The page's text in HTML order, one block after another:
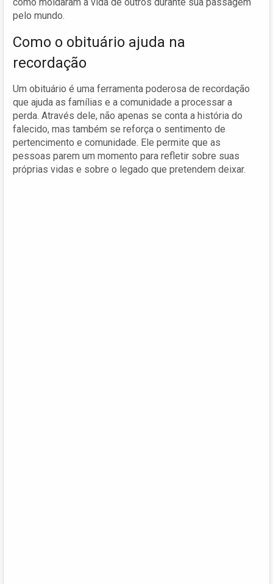
pelo mundo.
Como o obituário ajuda na
recordação
Um obituário é uma ferramenta poderosa de recordação
que ajuda as famílias e a comunidade a processar a
perda. Através dele, não apenas se conta a história do
falecido, mas também se reforça o sentimento de
pertencimento e comunidade. Ele permite que as
pessoas parem um momento para refletir sobre suas
próprias vidas e sobre o legado que pretendem deixar.